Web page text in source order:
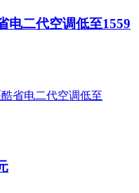
电二代空调低至1559